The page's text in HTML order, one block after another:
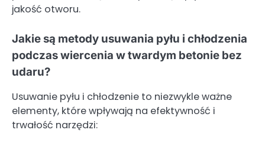
jakość otworu.
Jakie są metody usuwania pyłu i chłodzenia
podczas wiercenia w twardym betonie bez
udaru?
Usuwanie pyłu i chłodzenie to niezwykle ważne
elementy, które wpływają na efektywność i
trwałość narzędzi: